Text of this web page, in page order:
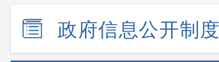
政府信息公开制